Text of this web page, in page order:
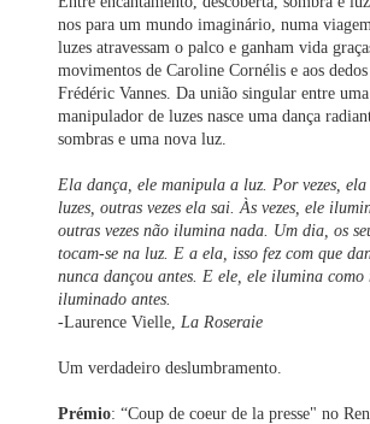
nos para um mundo imaginário, numa
luzes atravessam o palco e ganham vida
movimentos de Caroline Cornélis e aos
Frédéric Vannes. Da união singular entre
manipulador de luzes nasce uma dança
sombras e uma nova luz.
Ela dança, ele manipula a luz. Por vezes, ela
luzes, outras vezes ela sai. Às vezes, ele
outras vezes não ilumina nada. Um dia, os
tocam-se na luz. E a ela, isso fez com que
nunca dançou antes. E ele, ele ilumina
iluminado antes.
-Laurence Vielle, La Roseraie
Um verdadeiro deslumbramento.
Prémio: “Coup de coeur de la presse" no